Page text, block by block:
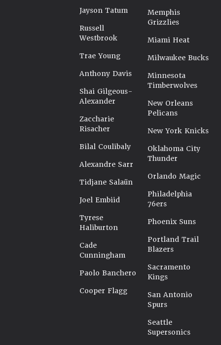
Jayson Tatum
Russell
Westbrook
Trae Young
Anthony Davis
Shai Gilgeous-
Alexander
Zaccharie
Risacher
Bilal Coulibaly
Alexandre Sarr
Tidjane Salaün
Joel Embiid
Tyrese
Haliburton
Cade
Cunningham
Paolo Banchero
Cooper Flagg
Memphis
Grizzlies
Miami Heat
Milwaukee Bucks
Minnesota
Timberwolves
New Orleans
Pelicans
New York Knicks
Oklahoma City
Thunder
Orlando Magic
Philadelphia
76ers
Phoenix Suns
Portland Trail
Blazers
Sacramento
Kings
San Antonio
Spurs
Seattle
Supersonics